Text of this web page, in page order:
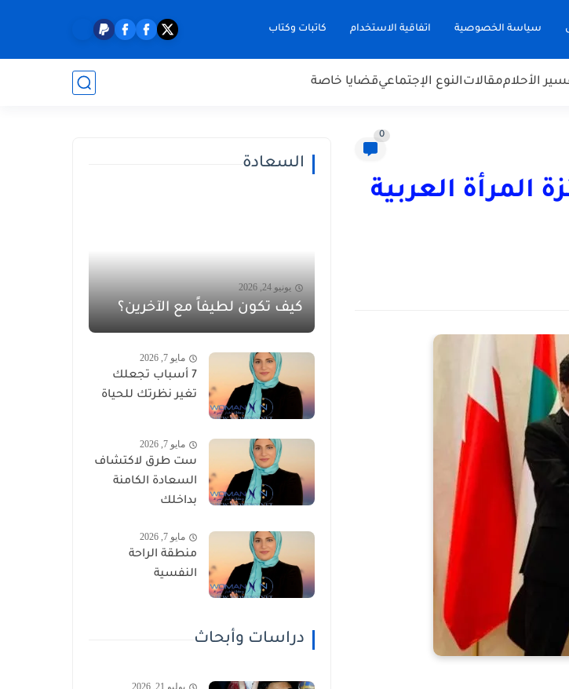
سياسة الخصوصية اتفاقية الاستخدام كاتبات وكتاب
الأحلاممقالاتالنوع الإجتماعيقضايا خاصة
0
المرأة العربية
السعادة
يونيو 24, 2026
كيف تكون لطيفاً مع الآخرين؟
مايو 7, 2026
7 أسباب تجعلك
تغير نظرتك للحياة
مايو 7, 2026
ست طرق لاكتشاف
السعادة الكامنة
بداخلك
مايو 7, 2026
منطقة الراحة
النفسية
دراسات وأبحاث
يوليو 21, 2026